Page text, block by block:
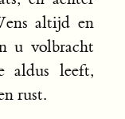
altijd en
u volbracht
aldus leeft,
rust.